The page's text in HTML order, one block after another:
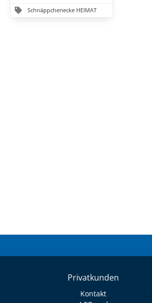
Schnäppchenecke HEIMAT
Privatkunden
Kontakt